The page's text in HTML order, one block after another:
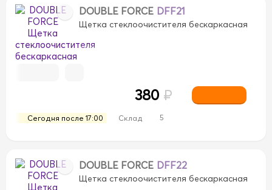
DOUBLE FORCE DFF21
Щетка стеклоочистителя бескаркасная
Сегодня после 17:00 Склад 5
380 ₽
DOUBLE FORCE DFF22
Щетка стеклоочистителя бескаркасная